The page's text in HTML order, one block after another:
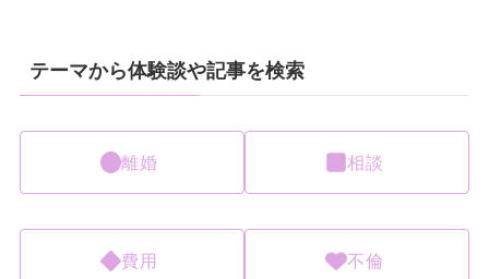
テーマから体験談や記事を検索
離婚 相談
費用 不倫